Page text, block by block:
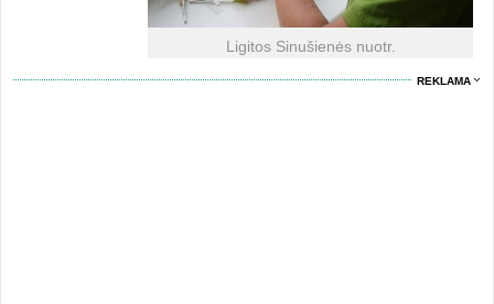
Ligitos Sinušienės nuotr.
REKLAMA